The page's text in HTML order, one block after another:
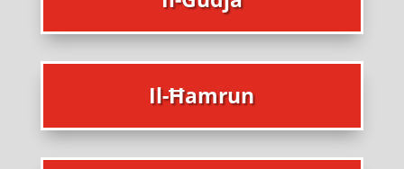
Il-Ħamrun